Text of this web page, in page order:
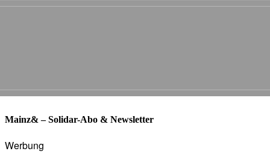
Mainz& – Solidar-Abo & Newsletter
Werbung